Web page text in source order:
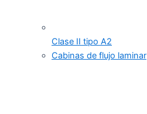
Clase II tipo A2
Cabinas de flujo laminar